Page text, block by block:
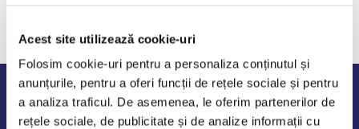
Acest site utilizează cookie-uri
Folosim cookie-uri pentru a personaliza conținutul și
anunțurile, pentru a oferi funcții de rețele sociale și pentru
a analiza traficul. De asemenea, le oferim partenerilor de
rețele sociale, de publicitate și de analize informații cu
Program de lucru